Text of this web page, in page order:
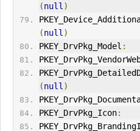
(null )
(null )
PKEY_DrvPkg_Model :
(null )
PKEY_DrvPkg_Icon: